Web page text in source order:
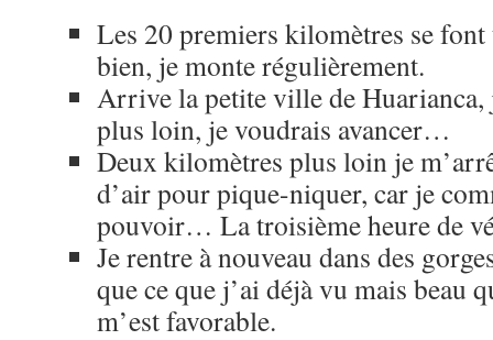
Les 20 premiers kilomètres se
bien, je monte régulièrement.
Arrive la petite ville de Huarianca,
plus loin, je voudrais avancer…
Deux kilomètres plus loin je
d’air pour pique-niquer, car je
pouvoir… La troisième heure de
Je rentre à nouveau dans des
que ce que j’ai déjà vu mais beau
m’est favorable.